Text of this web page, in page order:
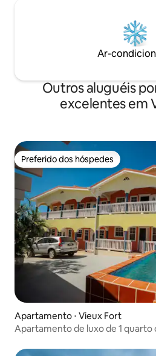
Ar-
Outros aluguéis
excelentes em
Preferido dos hóspedes
Preferido dos hóspedes
Apartamento ⋅ Vieux Fort
Apartamento de luxo de 1 quarto